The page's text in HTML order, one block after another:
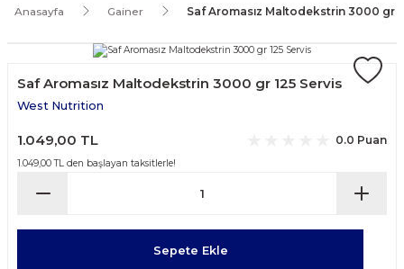
Anasayfa Gainer Saf Aromasız Maltodekstrin 3000 gr
Saf Aromasız Maltodekstrin 3000 gr 125 Servis
West Nutrition
1.049,00 TL 0.0 Puan
1.049,00 TL den başlayan taksitlerle!
Sepete Ekle